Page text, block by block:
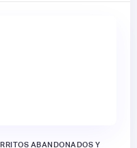
ABANDONADOS Y